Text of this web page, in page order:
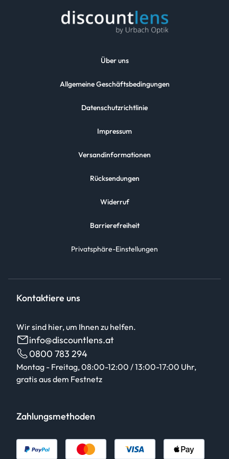
Über uns
Allgemeine Geschäftsbedingungen
Datenschutzrichtlinie
Impressum
Versandinformationen
Rücksendungen
Widerruf
Barrierefreiheit
Privatsphäre-Einstellungen
Kontaktiere uns
Wir sind hier, um Ihnen zu helfen.
info@discountlens.at
0800 783 294
Montag - Freitag, 08:00-12:00 / 13:00-17:00 Uhr,
gratis aus dem Festnetz
Zahlungsmethoden